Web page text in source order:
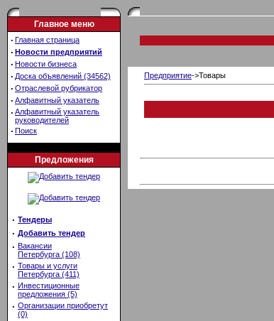
Главное меню
· Главная страница
· Новости предприятий
· Новости бизнеса
· Доска объявлений (34562)
· Отраслевой рубрикатор
· Алфавитный указатель
· Алфавитный указатель
руководителей
· Поиск
Предложения
· Тендеры
· Добавить тендер
· Вакансии
Петербурга (108)
· Товары и услуги
Петербурга (411)
· Инвестиционные
предложения (5)
· Организации приобретут
(0)
Предприятие->Товары